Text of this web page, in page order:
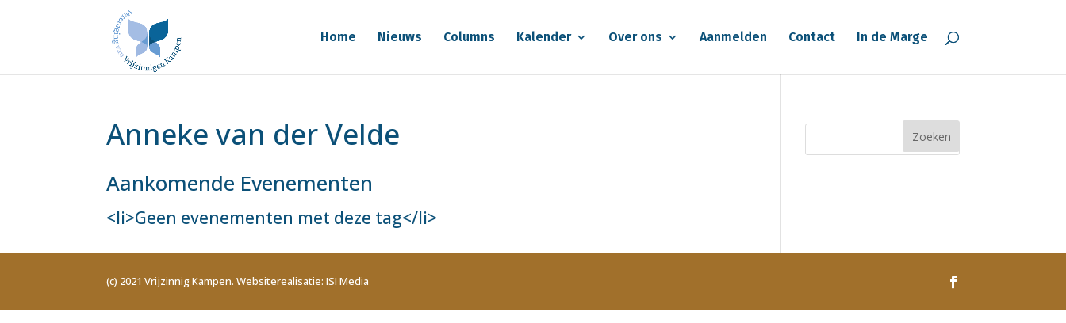
Home Nieuws Columns Kalender Over ons Aanmelden Contact In de Marge
Anneke van der Velde
Aankomende Evenementen
<li>Geen evenementen met deze tag</li>
(c) 2021 Vrijzinnig Kampen. Websiterealisatie: ISI Media